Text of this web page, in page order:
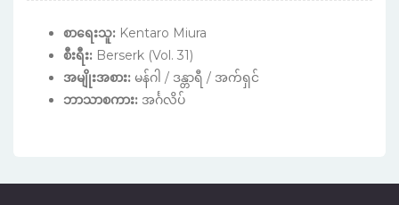
စာရေးသူ: Kentaro Miura
စီးရီး: Berserk (Vol. 31)
အမျိုးအစား: မန်ဂါ / ဒန္တာရီ / အက်ရှင်
ဘာသာစကား: အင်္ဂလိပ်